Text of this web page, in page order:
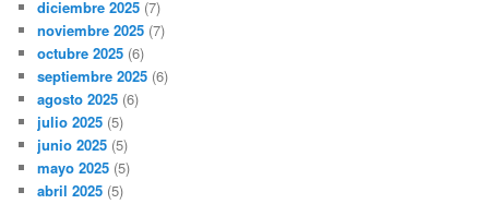
diciembre 2025 (7)
noviembre 2025 (7)
octubre 2025 (6)
septiembre 2025 (6)
agosto 2025 (6)
julio 2025 (5)
junio 2025 (5)
mayo 2025 (5)
abril 2025 (5)